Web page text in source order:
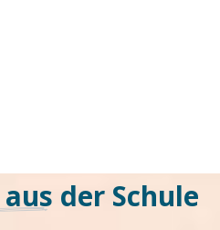
der Schule